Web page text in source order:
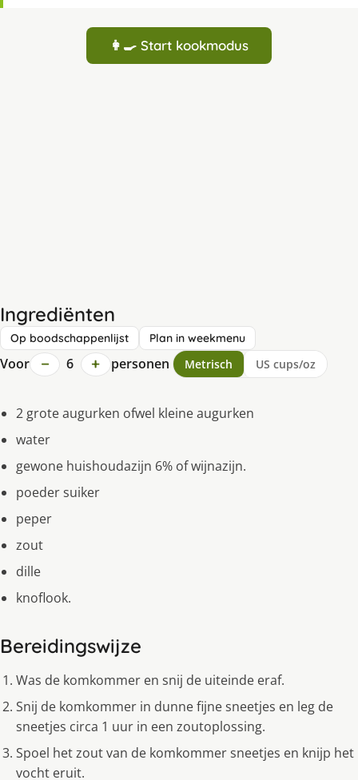
👩‍🍳 Start kookmodus
Ingrediënten
Op boodschappenlijst Plan in weekmenu
Voor − 6 + personen Metrisch US cups/oz
2 grote augurken ofwel kleine augurken
water
gewone huishoudazijn 6% of wijnazijn.
poeder suiker
peper
zout
dille
knoflook.
Bereidingswijze
Was de komkommer en snij de uiteinde eraf.
Snij de komkommer in dunne fijne sneetjes en leg de
sneetjes circa 1 uur in een zoutoplossing.
Spoel het zout van de komkommer sneetjes en knijp het
vocht eruit.